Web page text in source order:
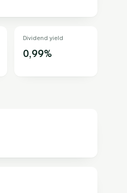
Dividend yield
0,99%